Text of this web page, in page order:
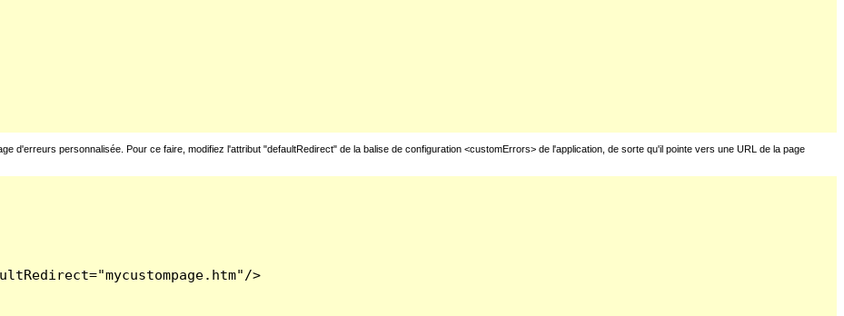
d'erreurs personnalisée. Pour ce faire, modifiez l'attribut "defaultRedirect" de la balise de configuration <customErrors> de l'application, de sorte qu'il pointe vers une URL de la page
>